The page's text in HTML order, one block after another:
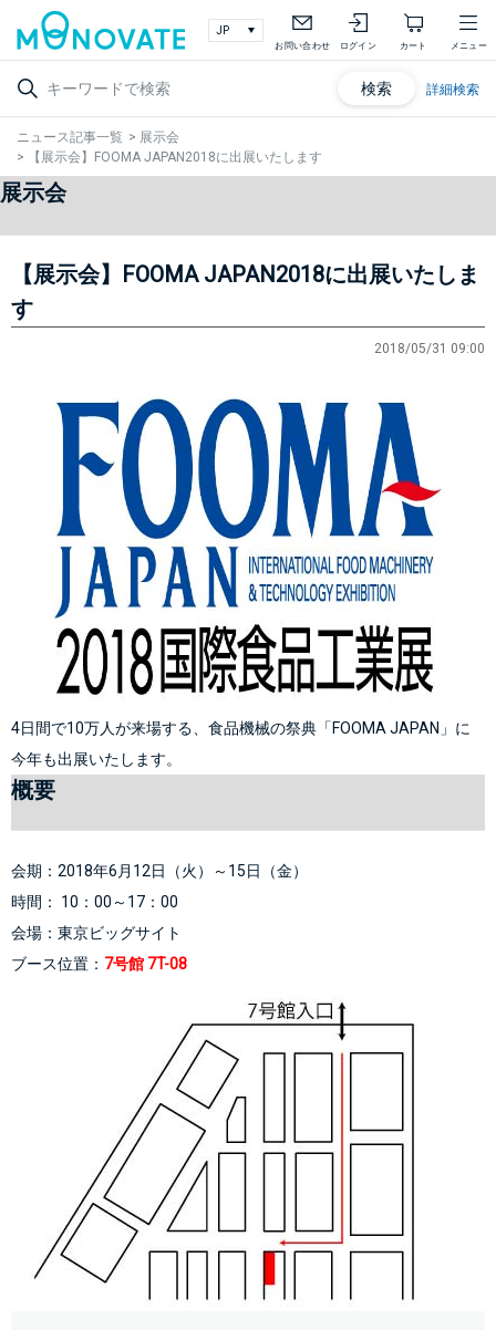
お問い合わせ ログイン カート メニュー
検索 詳細検索
ニュース記事一覧 > 展示会
>
【展示会】FOOMA JAPAN2018に出展いたします
展示会
【展示会】FOOMA JAPAN2018に出展いたしま
す
2018/05/31 09:00
4日間で10万人が来場する、食品機械の祭典「FOOMA JAPAN」に
今年も出展いたします。
概要
会期：2018年6月12日（火）～15日（金）
時間： 10：00～17：00
会場： 東京ビッグサイト
ブース位置： 7号館 7T-08